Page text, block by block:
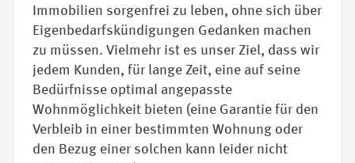
Immobilien sorgenfrei zu leben, ohne sich über
Eigenbedarfskündigungen Gedanken machen
zu müssen. Vielmehr ist es unser Ziel, dass wir
jedem Kunden, für lange Zeit, eine auf seine
Bedürfnisse optimal angepasste
Wohnmöglichkeit bieten (eine Garantie für den
Verbleib in einer bestimmten Wohnung oder
den Bezug einer solchen kann leider nicht